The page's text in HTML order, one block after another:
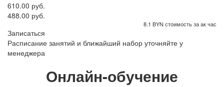
610.00 руб.
488.00 руб.
8.1 BYN стоимость за ак час
Записаться
Расписание занятий и ближайший набор уточняйте у
менеджера
Онлайн-обучение